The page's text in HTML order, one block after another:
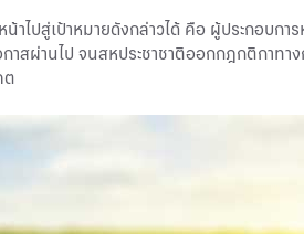
น้าไปสู่เป้าหมายดังกล่าวได้ คือ ผู้ประกอ
าสผ่านไป จนสหประชาชาติออกกฎกติกาทา
ต